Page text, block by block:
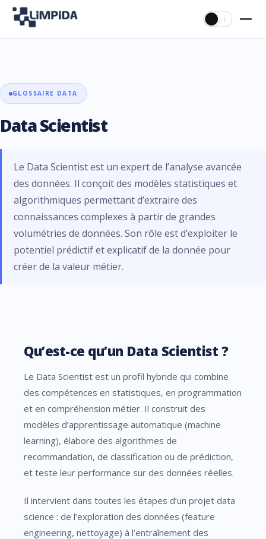
☾
GLOSSAIRE DATA
Data Scientist
Le Data Scientist est un expert de l’analyse avancée
des données. Il conçoit des modèles statistiques et
algorithmiques permettant d’extraire des
connaissances complexes à partir de grandes
volumétries de données. Son rôle est d’exploiter le
potentiel prédictif et explicatif de la donnée pour
créer de la valeur métier.
Qu’est-ce qu’un Data Scientist ?
Le Data Scientist est un profil hybride qui combine
des compétences en statistiques, en programmation
et en compréhension métier. Il construit des
modèles d’apprentissage automatique (machine
learning), élabore des algorithmes de
recommandation, de classification ou de prédiction,
et teste leur performance sur des données réelles.
Il intervient dans toutes les étapes d’un projet data
science : de l’exploration des données (feature
engineering, nettoyage) à l’entraînement des